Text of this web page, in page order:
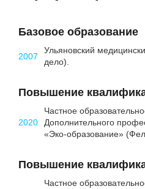
Базовое образование
2007
Ульяновский
дело).
Повышение
2020
Частное
Дополнительного
«Эко-образование»
Повышение
Частное